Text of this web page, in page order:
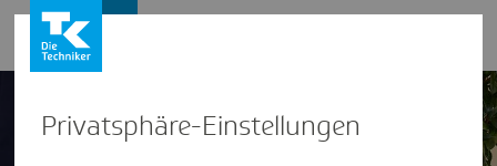
Privat­sphäre-Einstel­lungen